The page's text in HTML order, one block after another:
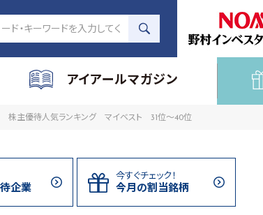
アイアールマガジン
株主優待人気ランキング マイベスト 31位～40位
企業
今すぐチェック！
今月の割当銘柄